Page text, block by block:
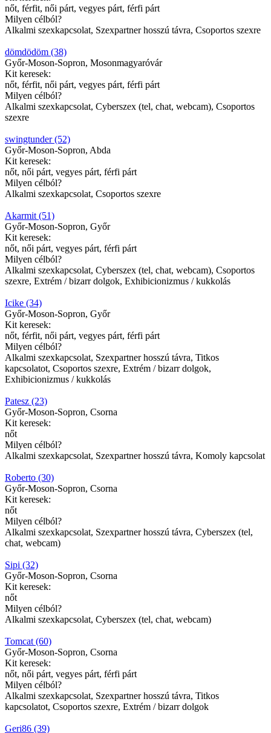
nőt, férfit, női párt, vegyes párt, férfi párt
Milyen célból?
Alkalmi szexkapcsolat, Szexpartner hosszú távra, Csoportos szexre
dömdödöm (38)
Győr-Moson-Sopron, Mosonmagyaróvár
Kit keresek:
nőt, férfit, női párt, vegyes párt, férfi párt
Milyen célból?
Alkalmi szexkapcsolat, Cyberszex (tel, chat, webcam), Csoportos
szexre
swingtunder (52)
Győr-Moson-Sopron, Abda
Kit keresek:
nőt, női párt, vegyes párt, férfi párt
Milyen célból?
Alkalmi szexkapcsolat, Csoportos szexre
Akarmit (51)
Győr-Moson-Sopron, Győr
Kit keresek:
nőt, női párt, vegyes párt, férfi párt
Milyen célból?
Alkalmi szexkapcsolat, Cyberszex (tel, chat, webcam), Csoportos
szexre, Extrém / bizarr dolgok, Exhibicionizmus / kukkolás
Icike (34)
Győr-Moson-Sopron, Győr
Kit keresek:
nőt, férfit, női párt, vegyes párt, férfi párt
Milyen célból?
Alkalmi szexkapcsolat, Szexpartner hosszú távra, Titkos
kapcsolatot, Csoportos szexre, Extrém / bizarr dolgok,
Exhibicionizmus / kukkolás
Patesz (23)
Győr-Moson-Sopron, Csorna
Kit keresek:
nőt
Milyen célból?
Alkalmi szexkapcsolat, Szexpartner hosszú távra, Komoly kapcsolat
Roberto (30)
Győr-Moson-Sopron, Csorna
Kit keresek:
nőt
Milyen célból?
Alkalmi szexkapcsolat, Szexpartner hosszú távra, Cyberszex (tel,
chat, webcam)
Sipi (32)
Győr-Moson-Sopron, Csorna
Kit keresek:
nőt
Milyen célból?
Alkalmi szexkapcsolat, Cyberszex (tel, chat, webcam)
Tomcat (60)
Győr-Moson-Sopron, Csorna
Kit keresek:
nőt, női párt, vegyes párt, férfi párt
Milyen célból?
Alkalmi szexkapcsolat, Szexpartner hosszú távra, Titkos
kapcsolatot, Csoportos szexre, Extrém / bizarr dolgok
Geri86 (39)